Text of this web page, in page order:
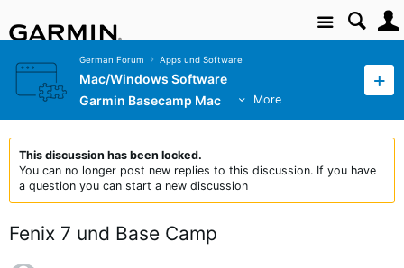
Site
German Forum Apps und Software
Mac/Windows Software
Garmin Basecamp Mac
More
This discussion has been locked.
You can no longer post new replies to this discussion. If you have
a question you can start a new discussion
Fenix 7 und Base Camp